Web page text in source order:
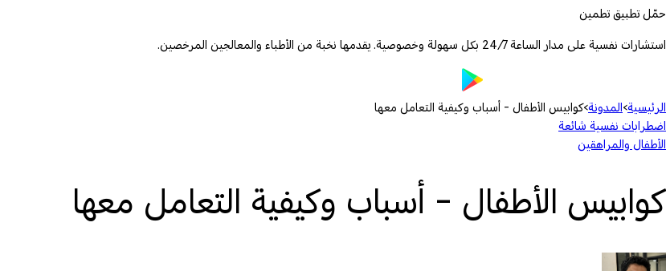
حمّل تطبيق تطمين
استشارات نفسية على مدار الساعة 24/7 بكل سهولة وخصوصية. يقدمها نخبة من الأطباء والمعالجين المرخصين.
الرئيسية› المدونة›كوابيس الأطفال - أسباب وكيفية التعامل معها
اضطرابات نفسية شائعة
الأطفال والمراهقين
كوابيس الأطفال - أسباب وكيفية التعامل معها